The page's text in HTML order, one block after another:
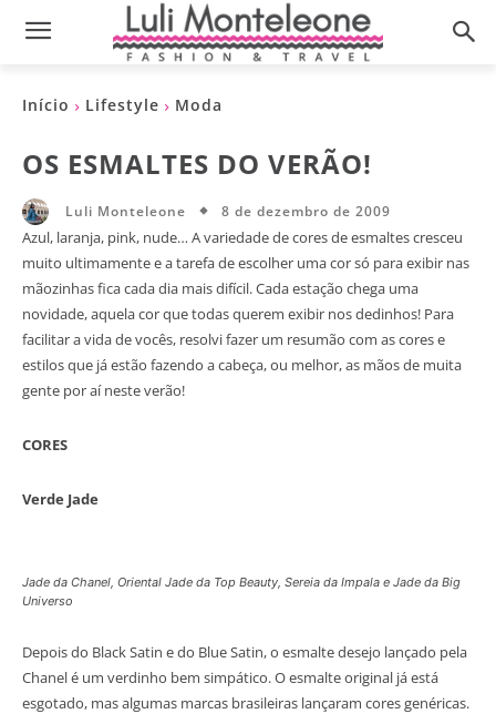
Início Lifestyle Moda
OS ESMALTES DO VERÃO!
Luli Monteleone 8 de dezembro de 2009
Azul, laranja, pink, nude… A variedade de cores de esmaltes cresceu
muito ultimamente e a tarefa de escolher uma cor só para exibir nas
mãozinhas fica cada dia mais difícil. Cada estação chega uma
novidade, aquela cor que todas querem exibir nos dedinhos! Para
facilitar a vida de vocês, resolvi fazer um resumão com as cores e
estilos que já estão fazendo a cabeça, ou melhor, as mãos de muita
gente por aí neste verão!
CORES
Verde Jade
Jade da Chanel, Oriental Jade da Top Beauty, Sereia da Impala e Jade da Big
Universo
Depois do Black Satin e do Blue Satin, o esmalte desejo lançado pela
Chanel é um verdinho bem simpático. O esmalte original já está
esgotado, mas algumas marcas brasileiras lançaram cores genéricas.